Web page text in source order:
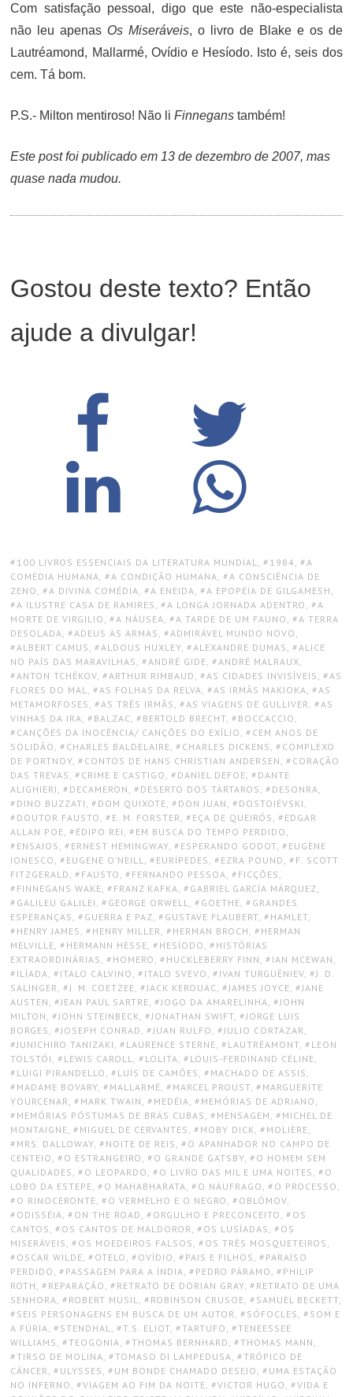
Com satisfação pessoal, digo que este não-especialista
não leu apenas Os Miseráveis, o livro de Blake e os de
Lautréamond, Mallarmé, Ovídio e Hesíodo. Isto é, seis dos
cem. Tá bom.
P.S.- Milton mentiroso! Não liFinnegans também!
Este post foi publicado em 13 de dezembro de 2007, mas
quase nada mudou.
Gostou deste texto? Então
ajude a divulgar!
TAGS:
100 LIVROS ESSENCIAIS DA LITERATURA MUNDIAL , 1984 , A
COMÉDIA HUMANA , A CONDIÇÃO HUMANA , A CONSCIÊNCIA DE
ZENO , A DIVINA COMÉDIA , A ENEIDA , A EPOPÉIA DE GILGAMESH
A ILUSTRE CASA DE RAMIRES , A LONGA JORNADA ADENTRO , A
MORTE DE VIRGILIO , A NÁUSEA , A TARDE DE UM FAUNO , A TERRA
DESOLADA , ADEUS ÀS ARMAS , ADMIRÁVEL MUNDO NOVO
ALBERT CAMUS , ALDOUS HUXLEY , ALEXANDRE DUMAS , ALICE
NO PAÍS DAS MARAVILHAS , ANDRÉ GIDE , ANDRÉ MALRAUX
ANTON TCHÉKOV , ARTHUR RIMBAUD , AS CIDADES INVISÍVEIS , AS
FLORES DO MAL
, AS FOLHAS DA RELVA , AS IRMÃS MAKIOKA , AS
METAMORFOSES , AS TRÊS IRMÃS , AS VIAGENS DE GULLIVER , AS
VINHAS DA IRA , BALZAC , BERTOLD BRECHT , BOCCACCIO
CANÇÕES DA INOCÊNCIA/ CANÇÕES DO EXÍLIO , CEM ANOS DE
SOLIDÃO , CHARLES BALDELAIRE , CHARLES DICKENS , COMPLEXO
DE PORTNOY , CONTOS DE HANS CHRISTIAN ANDERSEN , CORAÇÃO
DAS TREVAS , CRIME E CASTIGO , DANIEL DEFOE , DANTE
ALIGHIERI , DECAMERON , DESERTO DOS TÁRTAROS , DESONRA
DINO BUZZATI , DOM QUIXOTE , DON JUAN , DOSTOIÉVSKI
DOUTOR FAUSTO , E. M. FORSTER , EÇA DE QUEIRÓS , EDGAR
ALLAN POE , ÉDIPO REI , EM BUSCA DO TEMPO PERDIDO
ENSAIOS , ERNEST HEMINGWAY , ESPERANDO GODOT , EUGÈNE
IONESCO , EUGENE O’NEILL , EURÍPEDES , EZRA POUND , F. SCOTT
FITZGERALD , FAUSTO , FERNANDO PESSOA , FICÇÕES
FINNEGANS WAKE , FRANZ KAFKA , GABRIEL GARCÍA MÁRQUEZ
GALILEU GALILEI , GEORGE ORWELL , GOETHE , GRANDES
ESPERANÇAS , GUERRA E PAZ , GUSTAVE FLAUBERT , HAMLET
HENRY JAMES , HENRY MILLER , HERMAN BROCH , HERMAN
MELVILLE , HERMANN HESSE , HESÍODO , HISTÓRIAS
EXTRAORDINÁRIAS , HOMERO , HUCKLEBERRY FINN , IAN MCEWAN
ILÍADA , ITALO CALVINO , ITALO SVEVO , IVAN TURGUÊNIEV , J. D.
SALINGER , J. M. COETZEE , JACK KEROUAC , JAMES JOYCE , JANE
AUSTEN , JEAN PAUL SARTRE , JOGO DA AMARELINHA , JOHN
MILTON , JOHN STEINBECK , JONATHAN SWIFT , JORGE LUIS
BORGES , JOSEPH CONRAD , JUAN RULFO , JULIO CORTÁZAR
JUNICHIRO TANIZAKI , LAURENCE STERNE , LAUTRÉAMONT , LEON
TOLSTÓI , LEWIS CAROLL , LOLITA , LOUIS-FERDINAND CÉLINE
LUIGI PIRANDELLO , LUÍS DE CAMÕES , MACHADO DE ASSIS
MADAME BOVARY , MALLARMÉ , MARCEL PROUST , MARGUERITE
YOURCENAR , MARK TWAIN , MEDÉIA , MEMÓRIAS DE ADRIANO
MEMÓRIAS PÓSTUMAS DE BRÁS CUBAS , MENSAGEM , MICHEL DE
MONTAIGNE , MIGUEL DE CERVANTES , MOBY DICK , MOLIÈRE
MRS. DALLOWAY , NOITE DE REIS , O APANHADOR NO CAMPO DE
CENTEIO , O ESTRANGEIRO , O GRANDE GATSBY , O HOMEM SEM
QUALIDADES , O LEOPARDO , O LIVRO DAS MIL E UMA NOITES , O
LOBO DA ESTEPE , O MAHABHARATA , O NÁUFRAGO , O PROCESSO
O RINOCERONTE , O VERMELHO E O NEGRO , OBLÓMOV
ODISSÉIA , ON THE ROAD , ORGULHO E PRECONCEITO , OS
CANTOS , OS CANTOS DE MALDOROR , OS LUSÍADAS , OS
MISERÁVEIS , OS MOEDEIROS FALSOS , OS TRÊS MOSQUETEIROS
OSCAR WILDE , OTELO , OVÍDIO , PAIS E FILHOS , PARAÍSO
PERDIDO , PASSAGEM PARA A ÍNDIA , PEDRO PÁRAMO , PHILIP
ROTH , REPARAÇÃO , RETRATO DE DORIAN GRAY , RETRATO DE UMA
SENHORA , ROBERT MUSIL , ROBINSON CRUSOE , SAMUEL BECKETT
SEIS PERSONAGENS EM BUSCA DE UM AUTOR , SÓFOCLES , SOM E
A FÚRIA , STENDHAL , T.S. ELIOT , TARTUFO , TENEESSEE
WILLIAMS , TEOGONIA , THOMAS BERNHARD , THOMAS MANN
TIRSO DE MOLINA , TOMASO DI LAMPEDUSA , TRÓPICO DE
CÂNCER , ULYSSES , UM BONDE CHAMADO DESEJO , UMA ESTAÇÃO
NO INFERNO , VIAGEM AO FIM DA NOITE , VICTOR HUGO , VIDA E